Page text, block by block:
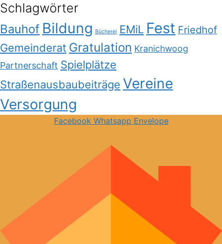
Schlagwörter
Bauhof Bildung Bücherei EMiL Fest Friedhof
Gemeinderat Gratulation Kranichwoog
Partnerschaft Spielplätze
Straßenausbaubeiträge Vereine
Versorgung
Facebook Whatsapp Envelope